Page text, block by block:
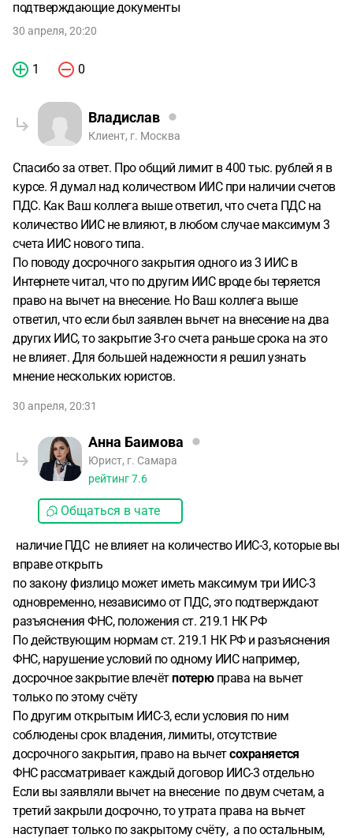
подтверждающие документы
30 апреля, 20:20
1 0
Владислав
Клиент, г. Москва
Спасибо за ответ. Про общий лимит в 400 тыс. рублей я в
курсе. Я думал над количеством ИИС при наличии счетов
ПДС. Как Ваш коллега выше ответил, что счета ПДС на
количество ИИС не влияют, в любом случае максимум 3
счета ИИС нового типа.
По поводу досрочного закрытия одного из 3 ИИС в
Интернете читал, что по другим ИИС вроде бы теряется
право на вычет на внесение. Но Ваш коллега выше
ответил, что если был заявлен вычет на внесение на два
других ИИС, то закрытие 3-го счета раньше срока на это
не влияет. Для большей надежности я решил узнать
мнение нескольких юристов.
30 апреля, 20:31
Анна Баимова
Юрист, г. Самара
рейтинг7.6
Общаться в чате
наличие ПДС не влияет на количество ИИС-3, которые вы
вправе открыть
по закону физлицо может иметь максимум три ИИС-3
одновременно, независимо от ПДС, это подтверждают
разъяснения ФНС, положения ст. 219.1 НК РФ
По действующим нормам ст. 219.1 НК РФ и разъяснения
ФНС, нарушение условий по одному ИИС например,
досрочное закрытие влечётпотерюправа на вычет
только по этому счёту
По другим открытым ИИС-3, если условия по ним
соблюдены срок владения, лимиты, отсутствие
досрочного закрытия, право на вычетсохраняется
ФНС рассматривает каждый договор ИИС-3 отдельно
Если вы заявляли вычет на внесение по двум счетам, а
третий закрыли досрочно, то утрата права на вычет
наступает только по закрытому счёту, а по остальным,